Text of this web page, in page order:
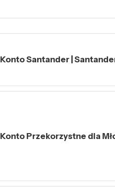
Konto Santander |
Konto Przekorzystne dla